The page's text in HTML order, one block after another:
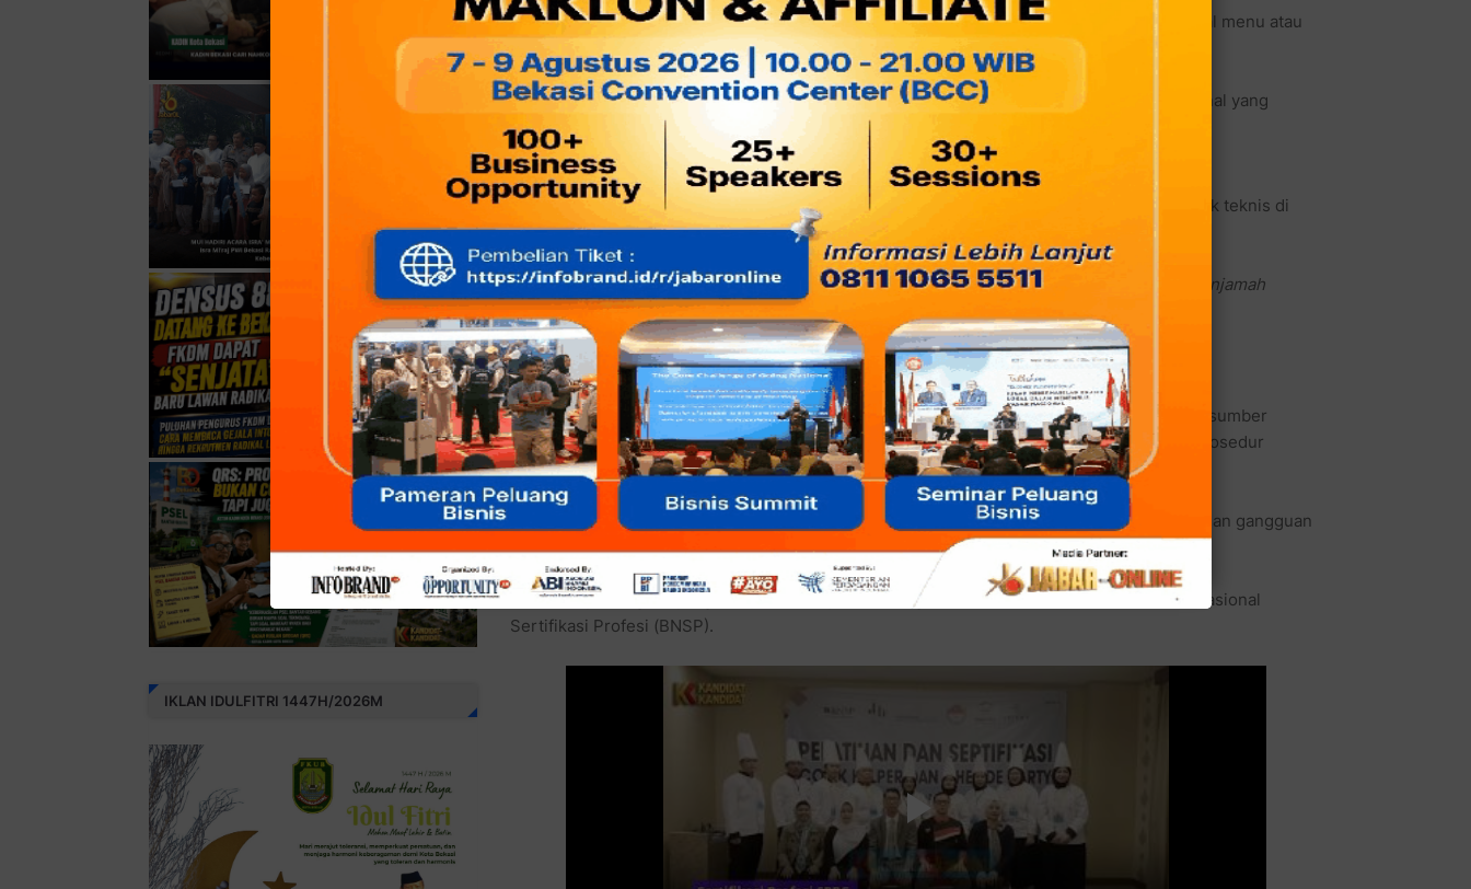
Dari sudut pandang para siswa sebagai penerima manfaat, persoalan ini bukan sekadar soal menu atau
rasa.
Ini soal keselamatan.
Soal jaminan bahwa makanan yang masuk ke tubuh mereka diproses oleh tenaga profesional yang
benar-benar memahami standar higienitas dan keamanan pangan.
Sertifikasi Profesi Jadi Kebutuhan Mendesak
Sejumlah penelusuran media menunjukkan bahwa persoalan sering kali berakar pada aspek teknis di
dapurSatuan Pelayanan Pemenuhan Gizi
Ujung tombak penyajian makanan —
mulai dari Chef, Cook Helper, hingga food handler (penjamah
makanan)— belum seluruhnya memenuhi standar profesi yang ketat.
Padahal, dalam sistem dapur profesional, detail kecil sangat menentukan.
Petugas dapur tidak diperkenankan memelihara kumis atau jenggot yang berisiko menjadi sumber
kontaminasi, kuku harus pendek dan bersih, penggunaan alat pelindung diri wajib, serta prosedur
sanitasi personal dan lingkungan dapur harus dijalankan disiplin.
Standar ini bukan formalitas, melainkan benteng pertama pencegahan kontaminasi silang dan gangguan
kesehatan.
Di sinilah pentingnya program sertifikasi profesi yang diakui secara nasional oleh Badan Nasional
Sertifikasi Profesi (BNSP).
IKLAN IDULFITRI 1447H/2026M